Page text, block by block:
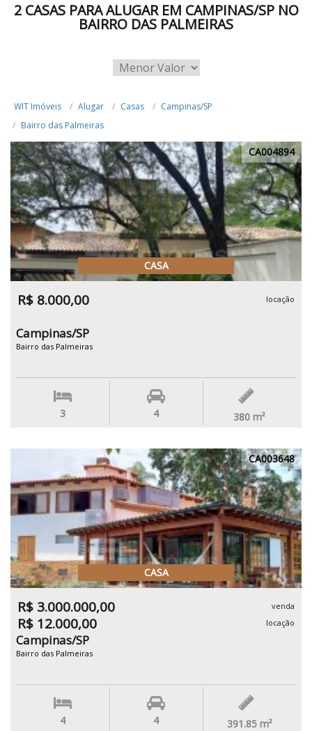
2 CASAS PARA ALUGAR EM CAMPINAS/SP NO
BAIRRO DAS PALMEIRAS
WIT Imóveis Alugar Casas
Campinas/SP
Bairro das Palmeiras
CA004894
CASA
R$ 8.000,00 locação
Campinas/SP
Bairro das Palmeiras
3 4 380 m²
CA003648
CASA
R$ 3.000.000,00 venda
R$ 12.000,00 locação
Campinas/SP
Bairro das Palmeiras
4 4 391.85 m²